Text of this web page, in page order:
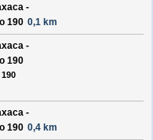
-
190 0,1 km
-
190
-
190 0,4 km